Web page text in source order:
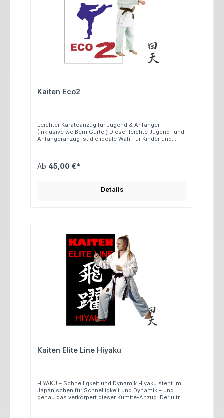
Kaiten Eco2
Leichter Karateanzug für Jugend & Anfänger
(Inklusive weißem Gürtel) Dieser leichte Jugend- und
Anfängeranzug ist die ideale Wahl für Kinder und
praktische Gummizug an der Hose Kindertrainern
Gewicht: ca. 7 oz Material: 100 % Baumwolle
Ab 45,00 €*
Details
Kaiten Elite Line Hiyaku
HIYAKU – Schnelligkeit und Dynamik Hiyaku steht im
Japanischen für Schnelligkeit und Dynamik – und
genau das verkörpert dieser Kumite-Anzug. Der ultra-